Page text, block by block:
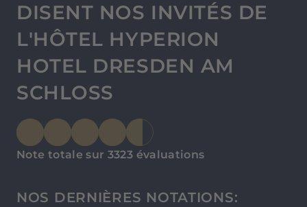
DISENT NOS INVITÉS DE
L'HÔTEL HYPERION
HOTEL DRESDEN AM
SCHLOSS
Note totale sur 3323 évaluations
NOS DERNIÈRES NOTATIONS: